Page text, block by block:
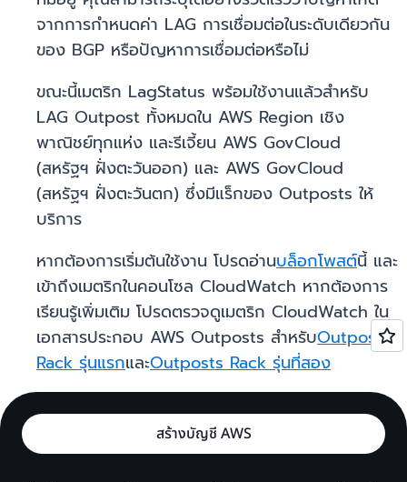
จากการกำหนดค่า LAG การเชื่อมต่อในระดับเดียวกัน
ของ BGP หรือปัญหาการเชื่อมต่อหรือไม่
ขณะนี้เมตริก LagStatus พร้อมใช้งานแล้วสำหรับ
LAG Outpost ทั้งหมดใน AWS Region เชิง
พาณิชย์ทุกแห่ง และรีเจี้ยน AWS GovCloud
(สหรัฐฯ ฝั่งตะวันออก) และ AWS GovCloud
(สหรัฐฯ ฝั่งตะวันตก) ซึ่งมีแร็กของ Outposts ให้
บริการ
หากต้องการเริ่มต้นใช้งาน โปรดอ่านบล็อกโพสต์นี้ และ
เข้าถึงเมตริกในคอนโซล CloudWatch หากต้องการ
เรียนรู้เพิ่มเติม โปรดตรวจดูเมตริก CloudWatch ใน
เอกสารประกอบ AWS Outposts สำหรับOutposts
Rack รุ่นแรกและOutposts Rack รุ่นที่สอง
สร้างบัญชี AWS